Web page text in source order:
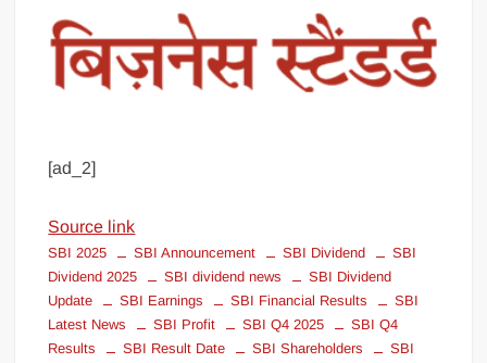
[ad_2]
Source link
SBI 2025 SBI Announcement SBI Dividend
SBI
Dividend 2025
SBI dividend news
SBI Dividend
Update
SBI Earnings SBI Financial Results
SBI
Latest News
SBI Profit SBI Q4 2025
SBI Q4
Results
SBI Result Date SBI Shareholders
SBI